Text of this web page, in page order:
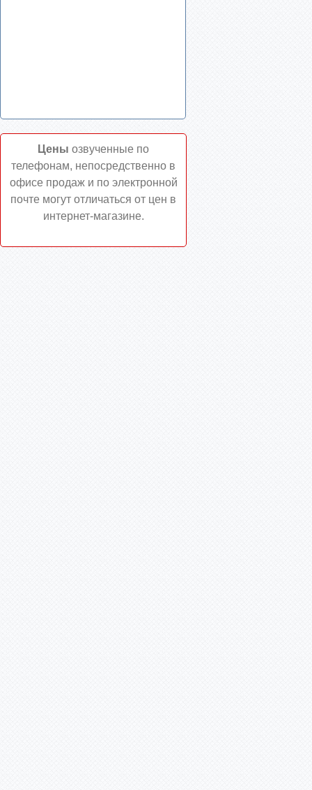
Цены озвученные по
телефонам, непосредственно в
офисе продаж и по электронной
почте могут отличаться от цен в
интернет-магазине.